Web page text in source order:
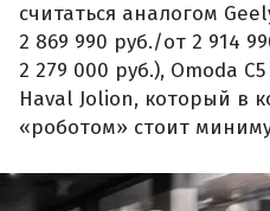
считаться аналогом
2 869 990 руб./от 2 914
2 279 000 руб.), Omoda
Haval Jolion, который в
«роботом» стоит